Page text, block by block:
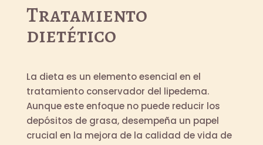
Tratamiento
dietético
La dieta es un elemento esencial en el
tratamiento conservador del lipedema.
Aunque este enfoque no puede reducir los
depósitos de grasa, desempeña un papel
crucial en la mejora de la calidad de vida de